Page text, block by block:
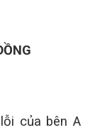
của bên A